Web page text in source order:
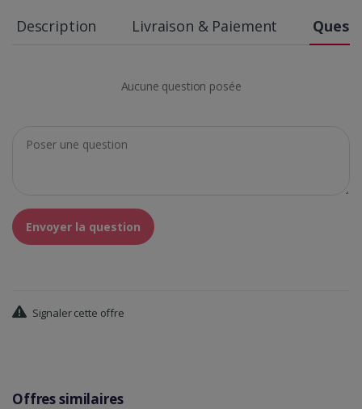
Description Livraison & Paiement
Aucune question posée
Envoyer la question
Signaler cette offre
Offres similaires